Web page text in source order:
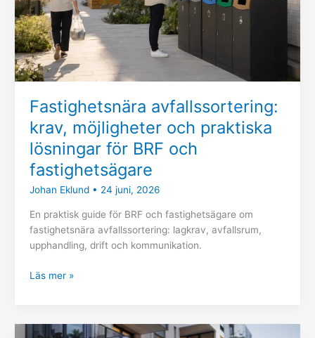
Fastighetsnära avfallssortering:
krav, möjligheter och praktiska
lösningar för BRF och
fastighetsägare
Johan Eklund • 24 juni, 2026
En praktisk guide för BRF och fastighetsägare om
fastighetsnära avfallssortering: lagkrav, avfallsrum,
upphandling, drift och kommunikation.
för
BRF
och
fastighetsägare
Läs mer »
Ny